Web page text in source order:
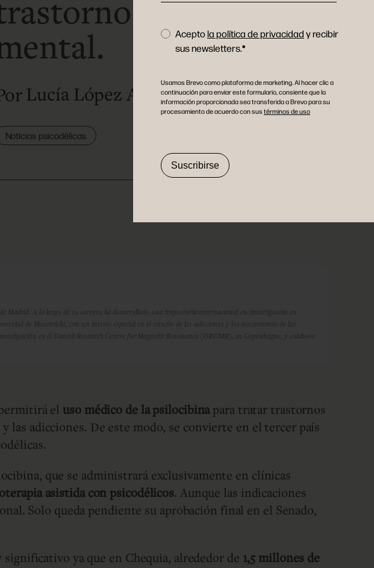
de salud
Lucía López Abad
Noticias psicodélicas
Madrid. A lo largo de su carrera ha desarrollado una trayectoria internacional en investigación en
de Maastricht, con un interés especial en el estudio de las adicciones y los mecanismos de las
en el Danish Research Centre for Magnetic Resonance (DRCMR), en Copenhague, y colabora
eluso médico de la psilocibinapara tratar trastornos
adicciones. De este modo, se convierte en el tercer país
que se administrará exclusivamente en clínicas
asistida con psicodélicos. Aunque las indicaciones
Solo queda pendiente su aprobación final en el Senado,
ya que en Chequia, alrededor de 1,5 millones de
Aceptola política de privacidad y recibir
sus newsletters.
Usamos Brevo como plataforma de marketing. Al hacer clic a
continuación para enviar este formulario, consiente que la
información proporcionada sea transferida a Brevo para su
procesamiento de acuerdo con sustérminos de uso
Suscribirse